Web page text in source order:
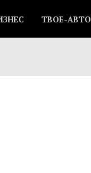
ТВОЕ-АВТО